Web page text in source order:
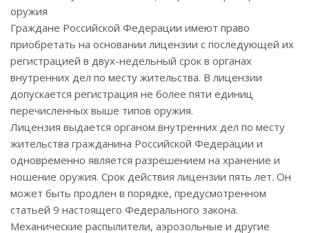
оружия
Граждане Российской Федерации имеют право
приобретать на основании лицензии с последующей их
регистрацией в двух-недельный срок в органах
внутренних дел по месту жительства. В лицензии
допускается регистрация не более пяти единиц
перечисленных выше типов оружия.
Лицензия выдается органом внутренних дел по месту
жительства гражданина Российской Федерации и
одновременно является разрешением на хранение и
ношение оружия. Срок действия лицензии пять лет. Он
может быть продлен в порядке, предусмотренном
статьей 9 настоящего Федерального закона.
Механические распылители, аэрозольные и другие